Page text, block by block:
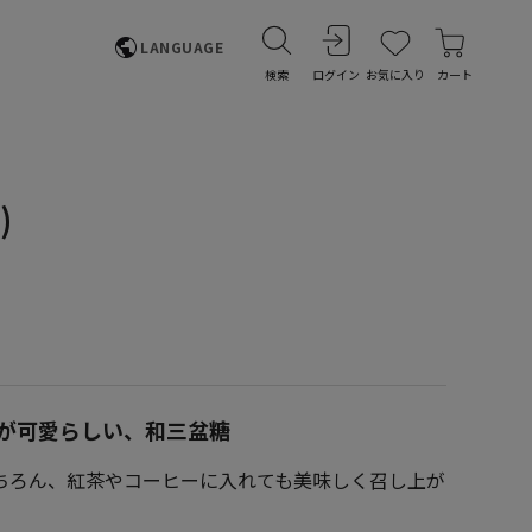
LANGUAGE
検索 ログイン お気に入り カート
可愛らしい、和三盆糖
ん、紅茶やコーヒーに入れても美味しく召し上が